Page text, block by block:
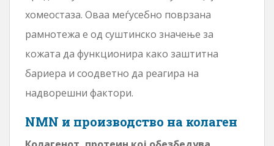
хомеостаза. Оваа меѓусебно поврзана
рамнотежа е од суштинско значење за
кожата да функционира како заштитна
бариера и соодветно да реагира на
надворешни фактори.
NMN и производство на колаген